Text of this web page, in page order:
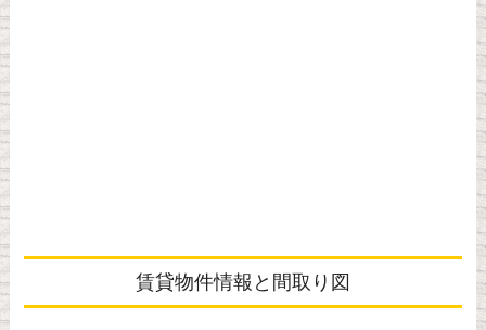
賃貸物件情報と間取り図